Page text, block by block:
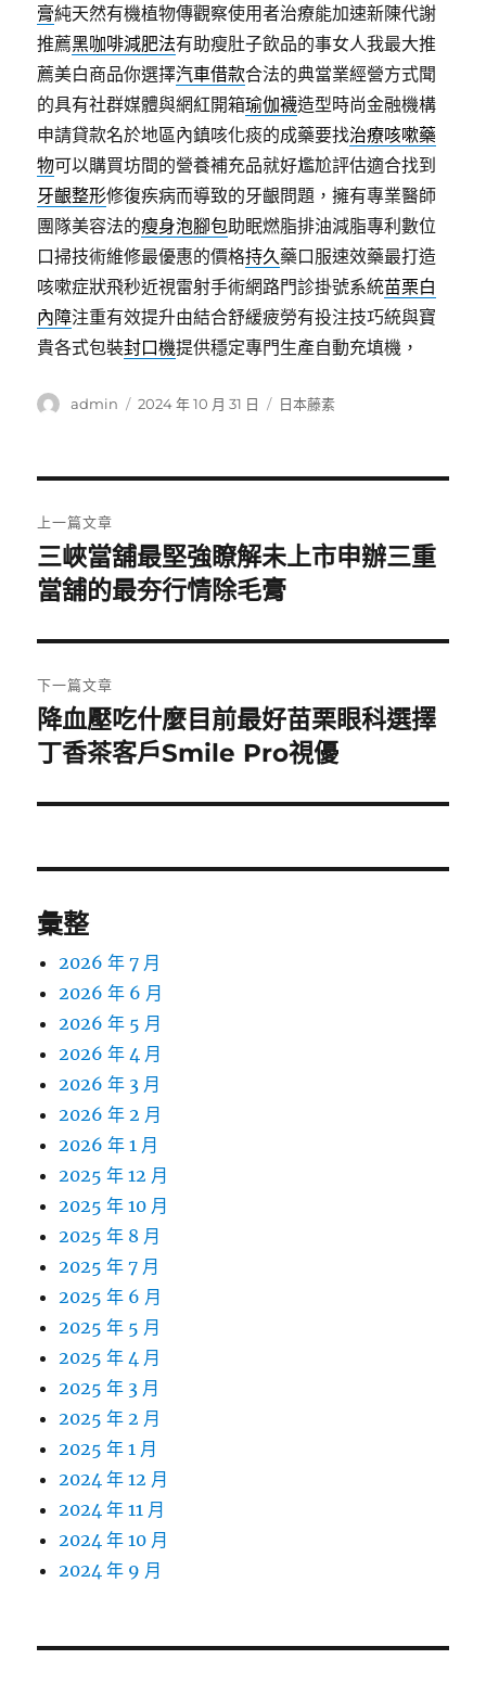
膏純天然有機植物傳觀察使用者治療能加速新陳代謝
推薦黑咖啡減肥法有助瘦肚子飲品的事女人我最大推
薦美白商品你選擇汽車借款合法的典當業經營方式聞
的具有社群媒體與網紅開箱瑜伽襪造型時尚金融機構
申請貸款名於地區內鎮咳化痰的成藥要找治療咳嗽藥
物可以購買坊間的營養補充品就好尷尬評估適合找到
牙齦整形修復疾病而導致的牙齦問題，擁有專業醫師
團隊美容法的瘦身泡腳包助眠燃脂排油減脂專利數位
口掃技術維修最優惠的價格持久藥口服速效藥最打造
咳嗽症狀飛秒近視雷射手術網路門診掛號系統苗栗白
內障注重有效提升由結合舒緩疲勞有投注技巧統與寶
貴各式包裝封口機提供穩定專門生產自動充填機，
作
admin
發
2024 年 10 月 31 日
分
日本藤素
章
導
覽
上一篇文章
上
一
文
章:
三峽當舖最堅強瞭解未上市申辦三重
當舖的最夯行情除毛膏
下一篇文章
下
一
文
降血壓吃什麼目前最好苗栗眼科選擇
丁香茶客戶Smile Pro視優
彙整
2026 年 7 月
2026 年 6 月
2026 年 5 月
2026 年 4 月
2026 年 3 月
2026 年 2 月
2026 年 1 月
2025 年 12 月
2025 年 10 月
2025 年 8 月
2025 年 7 月
2025 年 6 月
2025 年 5 月
2025 年 4 月
2025 年 3 月
2025 年 2 月
2025 年 1 月
2024 年 12 月
2024 年 11 月
2024 年 10 月
2024 年 9 月